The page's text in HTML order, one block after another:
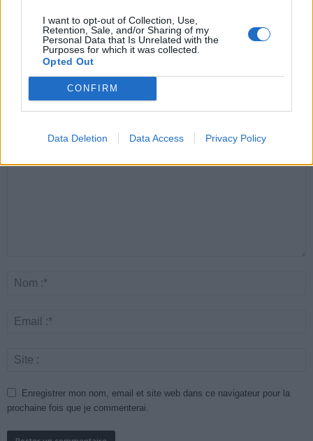
I want to opt-out of Collection, Use,
Retention, Sale, and/or Sharing of my
Personal Data that Is Unrelated with the
Purposes for which it was collected.
Opted Out
CONFIRM
Data Deletion Data Access Privacy Policy
Canicule : les conseils
essentiels des
cardiologues pour
éviter le danger
Santé
Éclipse du 12 août :
attention à la pénurie de
lunettes de sécurité
Un chewing-gum
révolutionnaire pour
Enregistrer mon nom, email et site web dans ce navigateur pour la
prochaine fois que je commenterai.